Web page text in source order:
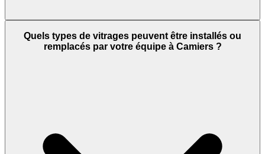
Quels types de vitrages peuvent être installés ou
remplacés par votre équipe à Camiers ?